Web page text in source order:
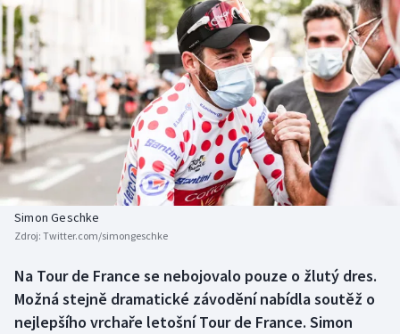
Basketbal
Biatlon
Boby a skeleton
Box
Curling
Dostihy
Florbal
Futsal
Historické návraty
Aplikace ČT sport
AZ kvíz
Simon Geschke
Zdroj: Twitter.com/simongeschke
Na Tour de France se nebojovalo pouze o žlutý dres.
Možná stejně dramatické závodění nabídla soutěž o
nejlepšího vrchaře letošní Tour de France. Simon